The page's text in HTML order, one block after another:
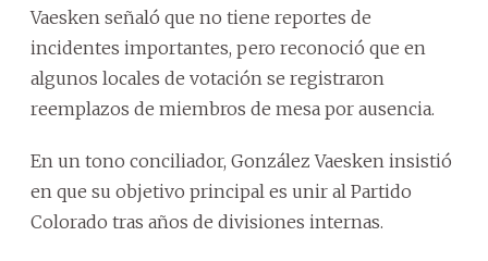
Vaesken señaló que no tiene reportes de
incidentes importantes, pero reconoció que en
algunos locales de votación se registraron
reemplazos de miembros de mesa por ausencia.
En un tono conciliador, González Vaesken insistió
en que su objetivo principal es unir al Partido
Colorado tras años de divisiones internas.